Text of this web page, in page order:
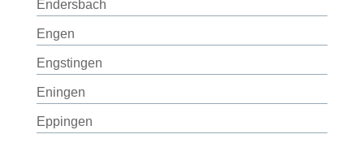
Endersbach
Engen
Engstingen
Eningen
Eppingen